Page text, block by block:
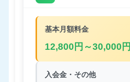
基本月額料金
12,800円～30,000円
入会金・その他